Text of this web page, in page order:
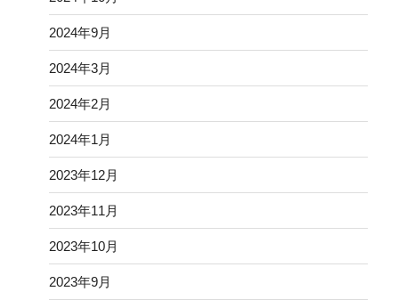
2024年9月
2024年3月
2024年2月
2024年1月
2023年12月
2023年11月
2023年10月
2023年9月